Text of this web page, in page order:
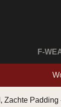
F-
Zachte Padding